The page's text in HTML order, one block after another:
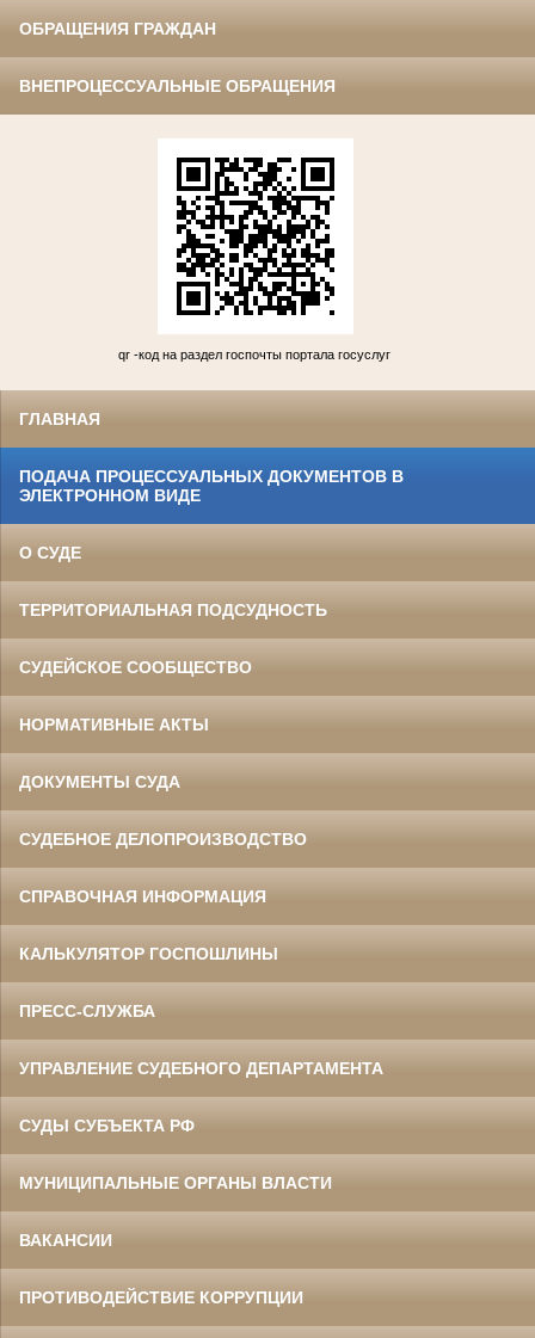
ОБРАЩЕНИЯ ГРАЖДАН
ВНЕПРОЦЕССУАЛЬНЫЕ ОБРАЩЕНИЯ
qr -код на раздел госпочты портала госуслуг
ГЛАВНАЯ
ПОДАЧА ПРОЦЕССУАЛЬНЫХ ДОКУМЕНТОВ В
ЭЛЕКТРОННОМ ВИДЕ
О СУДЕ
ТЕРРИТОРИАЛЬНАЯ ПОДСУДНОСТЬ
СУДЕЙСКОЕ СООБЩЕСТВО
НОРМАТИВНЫЕ АКТЫ
ДОКУМЕНТЫ СУДА
СУДЕБНОЕ ДЕЛОПРОИЗВОДСТВО
СПРАВОЧНАЯ ИНФОРМАЦИЯ
КАЛЬКУЛЯТОР ГОСПОШЛИНЫ
ПРЕСС-СЛУЖБА
УПРАВЛЕНИЕ СУДЕБНОГО ДЕПАРТАМЕНТА
СУДЫ СУБЪЕКТА РФ
МУНИЦИПАЛЬНЫЕ ОРГАНЫ ВЛАСТИ
ВАКАНСИИ
ПРОТИВОДЕЙСТВИЕ КОРРУПЦИИ